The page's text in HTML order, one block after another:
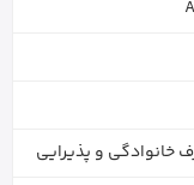
خانوادگی و پذیرایی